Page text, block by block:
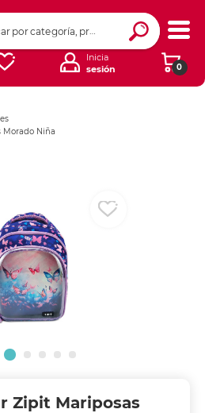
0
Inicia
sesión
Morado Niña
Zipit Mariposas
Ingresar Codigo